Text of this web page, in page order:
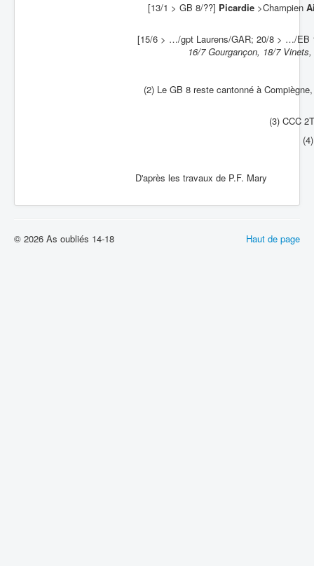
[13/1 > GB 8/??] Picardie>Champien
[15/6 > …/gpt Laurens/GAR; 20/8 > …/EB
16/7 Gourgançon, 18/7
(2) Le GB 8 reste cantonné à
(3) CCC
D'après les travaux de P.F. Mary
Haut de page
© 2026 As oubliés 14-18